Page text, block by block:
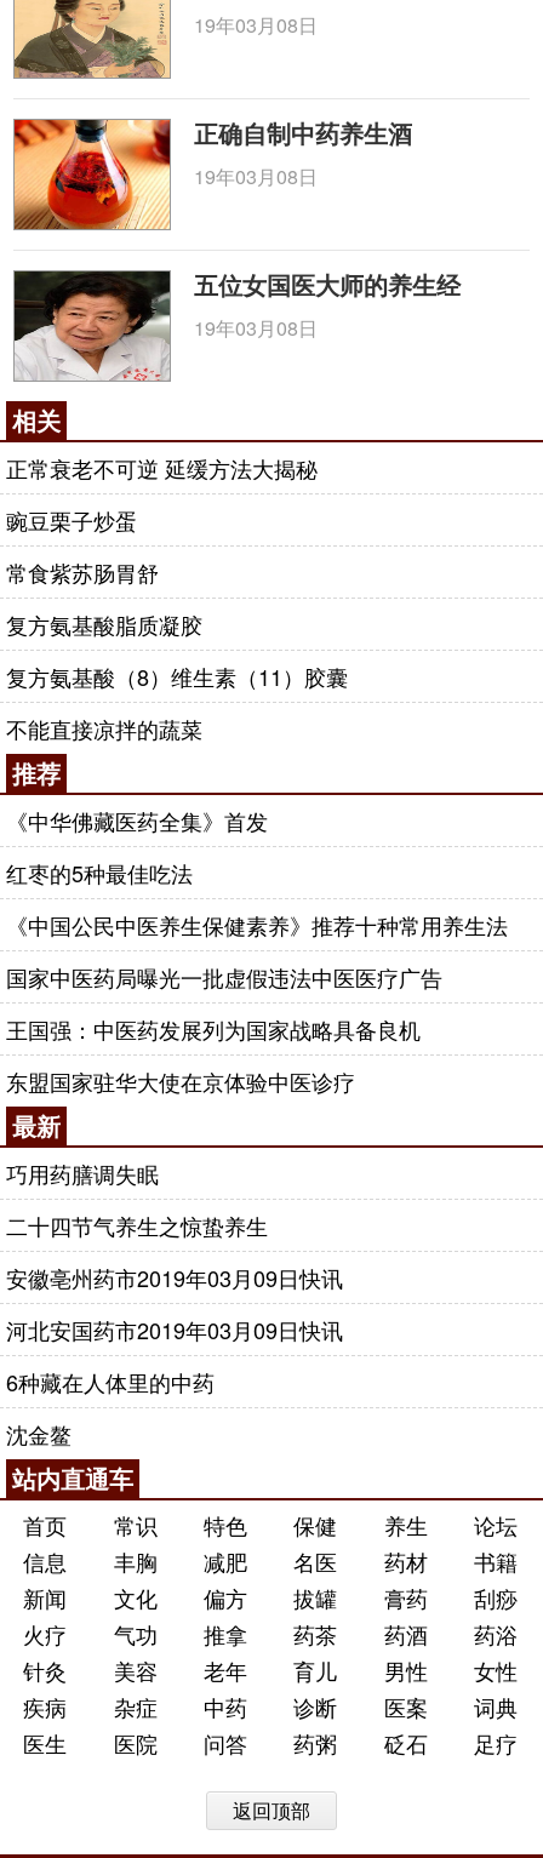
19年03月08日
正确自制中药养生酒
19年03月08日
五位女国医大师的养生经
19年03月08日
相关
正常衰老不可逆 延缓方法大揭秘
豌豆栗子炒蛋
常食紫苏肠胃舒
复方氨基酸脂质凝胶
复方氨基酸（8）维生素（11）胶囊
不能直接凉拌的蔬菜
推荐
《中华佛藏医药全集》首发
红枣的5种最佳吃法
《中国公民中医养生保健素养》推荐十种常用养生法
国家中医药局曝光一批虚假违法中医医疗广告
王国强：中医药发展列为国家战略具备良机
东盟国家驻华大使在京体验中医诊疗
最新
巧用药膳调失眠
二十四节气养生之惊蛰养生
安徽亳州药市2019年03月09日快讯
河北安国药市2019年03月09日快讯
6种藏在人体里的中药
沈金鳌
站内直通车
首页 常识 特色 保健 养生
论坛
信息
丰胸 减肥 名医 药材
书籍
新闻
文化 偏方 拔罐 膏药
刮痧
火疗
气功 推拿 药茶 药酒
药浴
针灸
美容 老年 育儿 男性
女性
疾病
杂症 中药 诊断 医案
词典
医生
医院 问答 药粥 砭石 足疗
返回顶部